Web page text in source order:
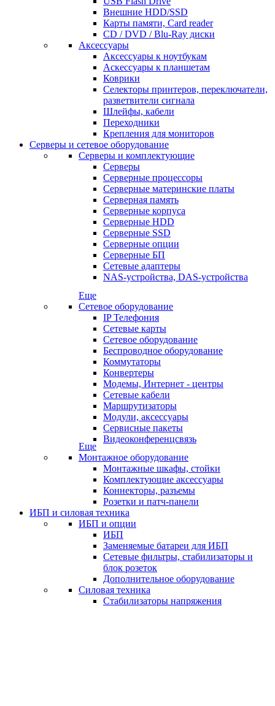
Внешние HDD/SSD
Карты памяти, Card reader
CD / DVD / Blu-Ray диски
Аксессуары
Аксессуары к ноутбукам
Аскессуары к планшетам
Коврики
Селекторы принтеров, переключатели,
разветвители сигнала
Шлейфы, кабели
Переходники
Крепления для мониторов
Серверы и сетевое оборудование
Серверы и комплектующие
Серверы
Серверные процессоры
Серверные материнские платы
Серверная память
Серверные корпуса
Серверные HDD
Серверные SSD
Серверные опции
Серверные БП
Сетевые адаптеры
NAS-устройства, DAS-устройства
Еще
Сетевое оборудование
IP Телефония
Сетевые карты
Сетевое оборудование
Беспроводное оборудование
Коммутаторы
Конвертеры
Модемы, Интернет - центры
Сетевые кабели
Маршрутизаторы
Модули, аксессуары
Сервисные пакеты
Видеоконференцсвязь
Еще
Монтажное оборудование
Монтажные шкафы, стойки
Комплектующие аксессуары
Коннекторы, разъемы
Розетки и патч-панели
ИБП и силовая техника
ИБП и опции
ИБП
Заменяемые батареи для ИБП
Сетевые фильтры, стабилизаторы и
блок розеток
Дополнительное оборудование
Силовая техника
Стабилизаторы напряжения